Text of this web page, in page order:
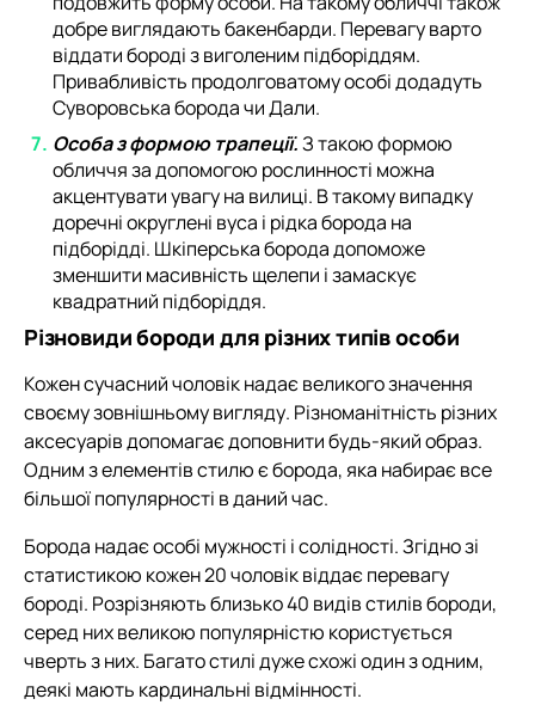
добре виглядають бакенбарди. Перевагу варто
віддати бороді з виголеним підборіддям.
Привабливість продолговатому особі додадуть
Суворовська борода чи Дали.
Особа з формою трапеції.З такою формою
обличчя за допомогою рослинності можна
акцентувати увагу на вилиці. В такому випадку
доречні округлені вуса і рідка борода на
підборідді. Шкіперська борода допоможе
зменшити масивність щелепи і замаскує
квадратний підборіддя.
Різновиди бороди для різних типів особи
Кожен сучасний чоловік надає великого значення
своєму зовнішньому вигляду. Різноманітність різних
аксесуарів допомагає доповнити будь-який образ.
Одним з елементів стилю є борода, яка набирає все
більшої популярності в даний час.
Борода надає особі мужності і солідності. Згідно зі
статистикою кожен 20 чоловік віддає перевагу
бороді. Розрізняють близько 40 видів стилів бороди,
серед них великою популярністю користується
чверть з них. Багато стилі дуже схожі один з одним,
деякі мають кардинальні відмінності.